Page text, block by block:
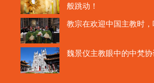
般跳动！
教宗在欢迎中国主教时
魏景仪主教眼中的中梵协